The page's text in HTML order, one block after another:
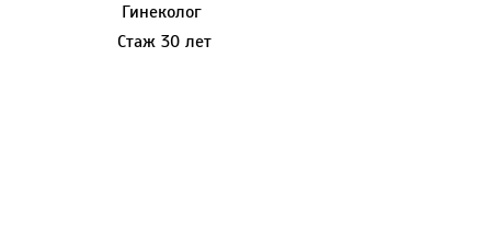
Гинеколог
Стаж 30 лет